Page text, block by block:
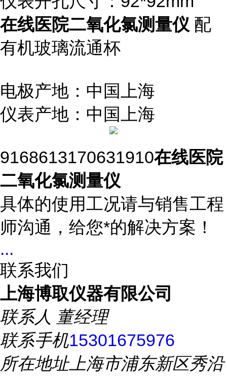
在线医院二氧化氯测量仪 配
有机玻璃流通杯
电极产地：中国上海
仪表产地：中国上海
9168613170631910在线医院
二氧化氯测量仪
具体的使用工况请与销售工程
师沟通，给您*的解决方案！
...
联系我们
上海博取仪器有限公司
联系人 董经理
联系手机15301675976
所在地址上海市浦东新区秀沿